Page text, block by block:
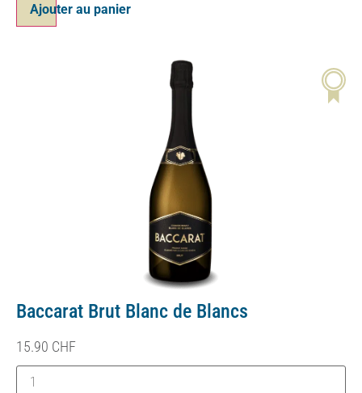
Ajouter au panier
Baccarat Brut Blanc de Blancs
15.90 CHF